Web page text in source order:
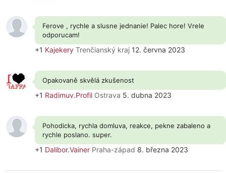
Ferove , rychle a slusne jednanie! Palec hore! Vrele
odporucam!
+1 Kajekery Trenčianský kraj 12. června 2023
Opakovaně skvělá zkušenost
+1 Radimuv.Profil Ostrava 5. dubna 2023
Pohodicka, rychla domluva, reakce, pekne zabaleno a
rychle poslano. super.
+1 Dalibor.Vainer Praha-západ 8. března 2023